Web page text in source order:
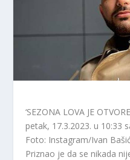
‘SEZONA LOVA JE
petak, 17.3.2023. u 10:33
Foto: Instagram/Ivan Bašić
Priznao je da se nikada